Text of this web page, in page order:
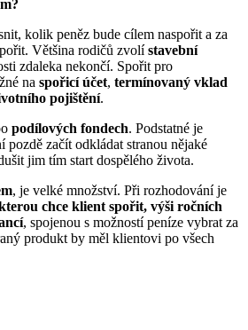
kolik peněz bude cílem naspořit a za
Většina rodičů zvolístavební
zdaleka nekončí. Spořit pro
na spořicí účet, termínovaný vklad
pojištění.
podílových fondech. Podstatné je
pozdě začít odkládat stranou nějaké
jim tím start dospělého života.
, je velké množství. Při rozhodování je
chce klient spořit, výši ročních
, spojenou s možností peníze vybrat za
produkt by měl klientovi po všech